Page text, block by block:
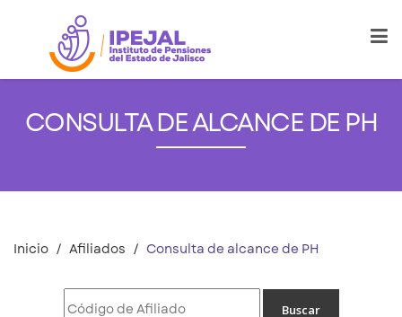
CONSULTA DE ALCANCE DE PH
Inicio Afiliados Consulta de alcance de PH